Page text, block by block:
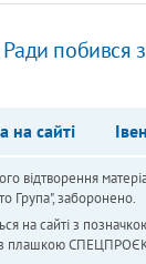
побився
на сайті
відтворення
Група", заборонено.
на сайті з
плашкою